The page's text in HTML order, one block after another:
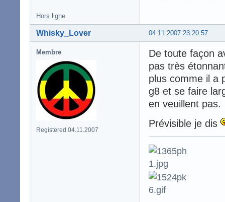
Hors ligne
04.11.2007 23:20:57
Whisky_Lover
Membre
Registered 04.11.2007
De toute façon
pas très
plus comme il a
g8 et se faire
en veuillent pas.
Prévisible je dis